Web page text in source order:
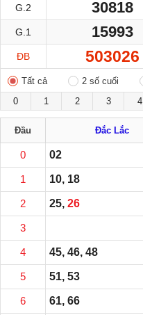
G.2 30818
G.1 15993
ĐB 503026
Tất cả 2 số cuối
0
1 2 3 4
Đầu Đắc Lắc
0 02
1 10, 18
2 25, 26
3
4 45, 46, 48
5 51, 53
6 61, 66